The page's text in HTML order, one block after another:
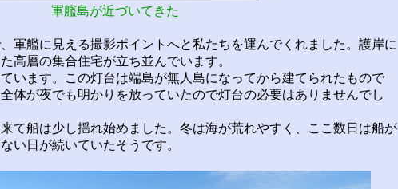
軍艦島が近づいてきた
軍艦に見える撮影ポイントへと私たちを運んでくれました。護岸に
高層の集合住宅が立ち並んでいます。
います。この灯台は端島が無人島になってから建てられたもので
体が夜でも明かりを放っていたので灯台の必要はありませんでし
て船は少し揺れ始めました。冬は海が荒れやすく、ここ数日は船が
い日が続いていたそうです。